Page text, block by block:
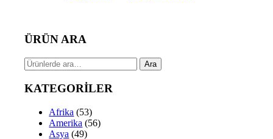
ÜRÜN ARA
Ara: Ara
KATEGORİLER
Afrika (53)
Amerika (56)
Asya (49)